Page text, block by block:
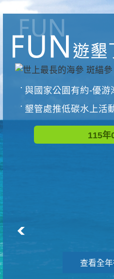
與國家公園有約-優游
墾管處推低碳水上活動
115年
查看全